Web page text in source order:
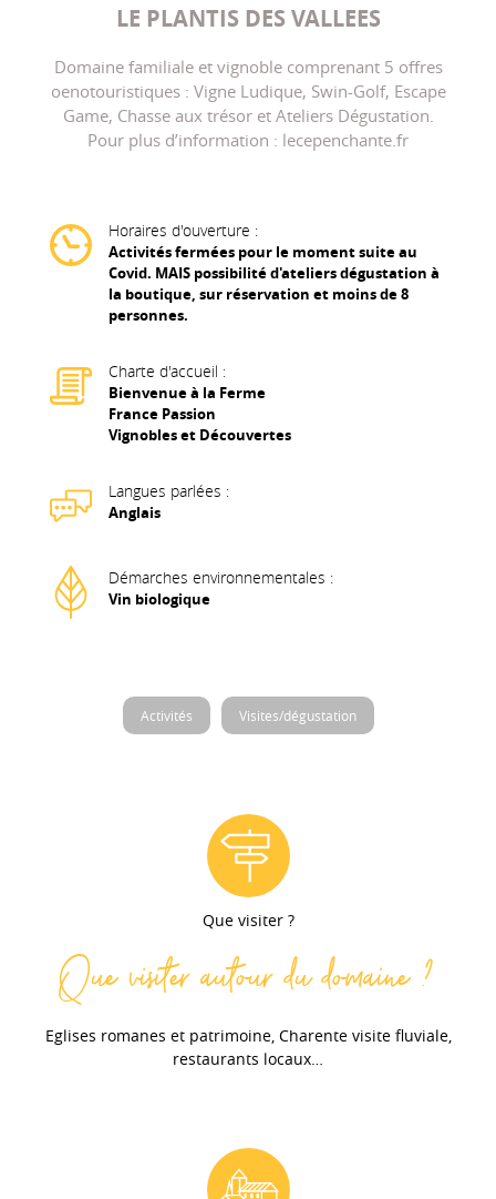
LE PLANTIS DES VALLEES
Domaine familiale et vignoble comprenant 5 offres
oenotouristiques : Vigne Ludique, Swin-Golf, Escape
Game, Chasse aux trésor et Ateliers Dégustation.
Pour plus d’information : lecepenchante.fr
Horaires d'ouverture :
Activités fermées pour le moment suite au
Covid. MAIS possibilité d'ateliers dégustation à
la boutique, sur réservation et moins de 8
personnes.
Charte d'accueil :
Bienvenue à la Ferme
France Passion
Vignobles et Découvertes
Langues parlées :
Anglais
Démarches environnementales :
Vin biologique
Activités Visites/dégustation
Que visiter ?
Que visiter autour du domaine ?
Eglises romanes et patrimoine, Charente visite fluviale,
restaurants locaux…